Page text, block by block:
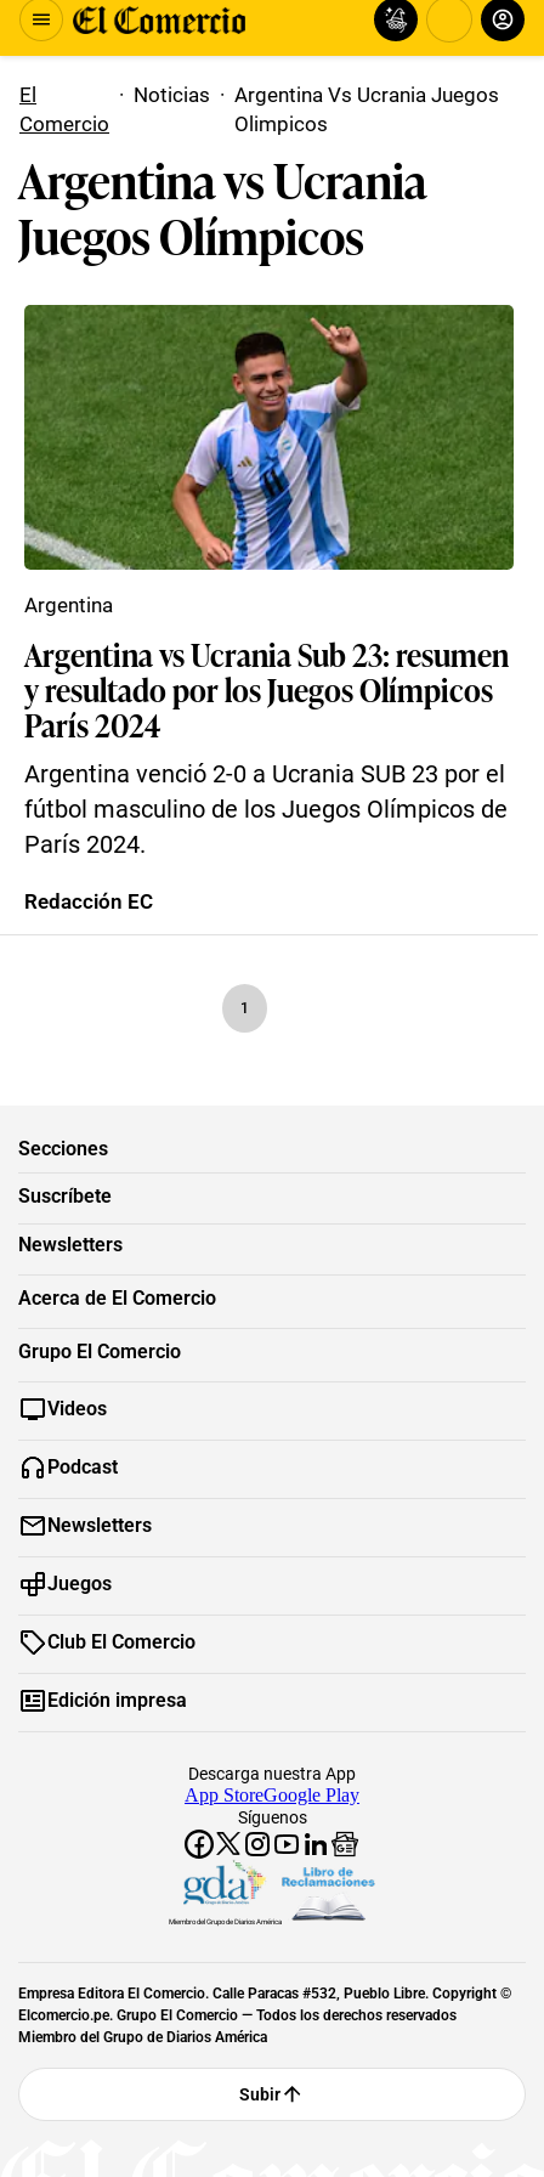
El
Comercio
· Noticias · Argentina Vs Ucrania Juegos
Olimpicos
Argentina vs Ucrania
Juegos Olímpicos
Argentina vs Ucrania Sub 23: resumen
y resultado por los Juegos Olímpicos
París 2024
Argentina venció 2-0 a Ucrania SUB 23 por el
fútbol masculino de los Juegos Olímpicos de
París 2024.
Argentina
Redacción EC
1
Secciones
Suscríbete
Newsletters
Acerca de El Comercio
Grupo El Comercio
Videos
Podcast
Newsletters
Juegos
Club El Comercio
Edición impresa
Síguenos
Descarga nuestra App
App StoreGoogle Play
Miembro del Grupo de Diarios América
Empresa Editora El Comercio. Calle Paracas #532, Pueblo Libre. Copyright ©
Elcomercio.pe. Grupo El Comercio — Todos los derechos reservados
Miembro del Grupo de Diarios América
Subir